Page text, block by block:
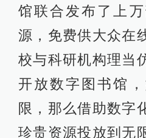
馆联合发布了上
源，免费供大众在
校与科研机构理当
开放数字图书馆
限，那么借助数字
珍贵资源投放到无